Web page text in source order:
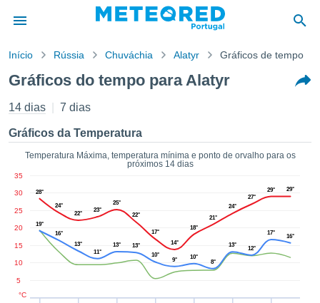
da
foi
por
para
que as
a este
das
opções:
e
forma
digital
Início Rússia Chuváchia Alatyr Gráficos de tempo
Gráficos do tempo para Alatyr
14 dias 7 dias
Gráficos da Temperatura
Temperatura Máxima, temperatura mínima e ponto de orvalho para os
próximos 14 dias
5
10
15
20
25
30
35
°C
28°
24°
22°
23°
25°
22°
17°
14°
18°
21°
24°
27°
29° 29°
19°
16°
13°
11°
13°
13°
10°
9° 10°
8°
13°
12°
17°
16°